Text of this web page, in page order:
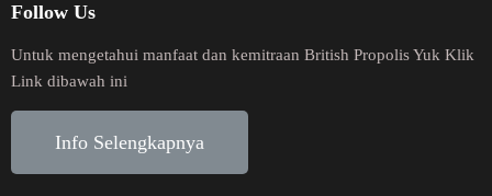
Follow Us
Untuk mengetahui manfaat dan kemitraan British Propolis Yuk Klik
Link dibawah ini
Info Selengkapnya